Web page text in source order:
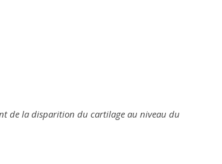
de la disparition du cartilage au niveau du